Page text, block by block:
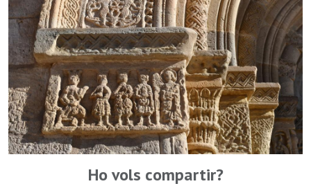
Ho vols compartir?